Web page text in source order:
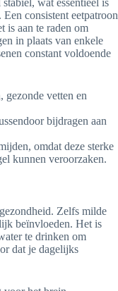
consistent eetpatroon
is aan te raden om
in plaats van enkele
constant voldoende
vetten en
bijdragen aan
omdat deze sterke
kunnen veroorzaken.
Zelfs milde
beïnvloeden. Het is
te drinken om
dat je dagelijks